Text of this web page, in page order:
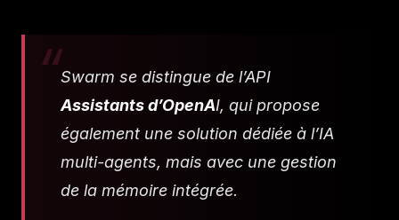
Swarm se distingue de l’API
Assistants d’OpenAI, qui propose
également une solution dédiée à l’IA
multi-agents, mais avec une gestion
de la mémoire intégrée.